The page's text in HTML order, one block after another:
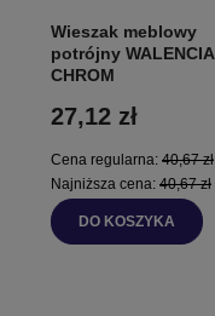
Wieszak meblowy
potrójny WALENCIA
CHROM
27,12 zł
Cena regularna: 40,67 zł
Najniższa cena: 40,67 zł
DO KOSZYKA